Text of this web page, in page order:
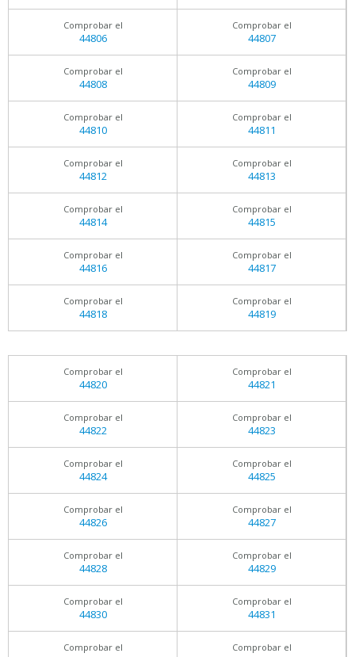
Comprobar el
44806
Comprobar el
44807
Comprobar el
44808
Comprobar el
44809
Comprobar el
44810
Comprobar el
44811
Comprobar el
44812
Comprobar el
44813
Comprobar el
44814
Comprobar el
44815
Comprobar el
44816
Comprobar el
44817
Comprobar el
44818
Comprobar el
44819
Comprobar el
44820
Comprobar el
44821
Comprobar el
44822
Comprobar el
44823
Comprobar el
44824
Comprobar el
44825
Comprobar el
44826
Comprobar el
44827
Comprobar el
44828
Comprobar el
44829
Comprobar el
44830
Comprobar el
44831
Comprobar el Comprobar el